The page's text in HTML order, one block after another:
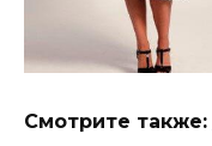
Смотрите также: